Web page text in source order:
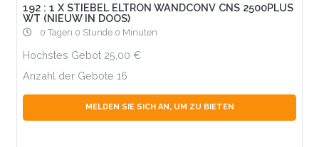
192 : 1 X STIEBEL ELTRON WANDCONV CNS 2500PLUS
WT (NIEUW IN DOOS)
0 Tagen 0 Stunde 0 Minuten
Hochstes Gebot 25,00
Anzahl der Gebote 16
MELDEN SIE SICH AN, UM ZU BIETEN